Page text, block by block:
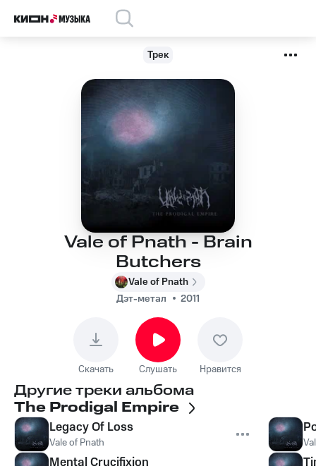
Трек
Vale of Pnath - Brain
Butchers
Vale of Pnath
Дэт-метал
2011
Скачать Слушать Нравится
Другие треки альбома
The Prodigal Empire
Legacy Of Loss
Vale of Pnath
Mental Crucifixion